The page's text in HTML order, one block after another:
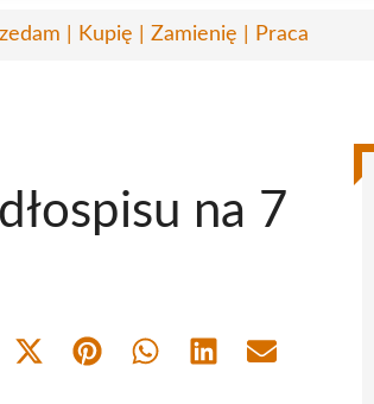
| Kupię | Zamienię | Praca
na 7
Share Share Share Share Share